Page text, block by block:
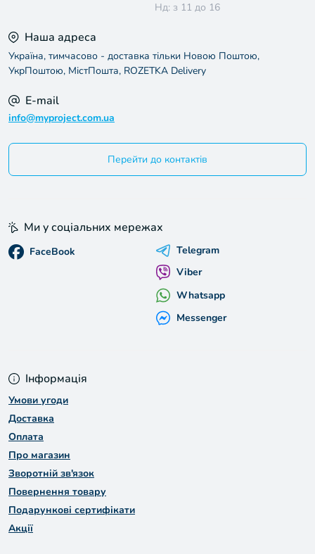
Нд: з 11 до 16
Наша адреса
Україна, тимчасово - доставка тільки Новою Поштою,
УкрПоштою, МістПошта, ROZETKA Delivery
E-mail
info@myproject.com.ua
Перейти до контактів
Інформація
Умови угоди
Доставка
Оплата
Про магазин
Зворотній зв'язок
Повернення товару
Подарункові сертифікати
Акції
Ми у соціальних мережах
FaceBook
Telegram
Viber
Whatsapp
Messenger